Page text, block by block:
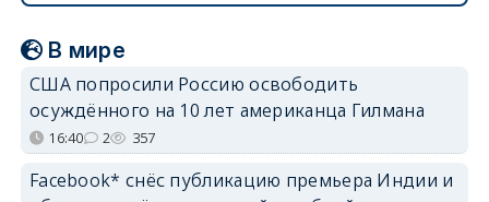
В мире
США попросили Россию освободить
осуждённого на 10 лет американца Гилмана
16:40 2 357
Facebook* снёс публикацию премьера Индии и